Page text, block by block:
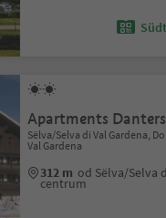
Apartments
Sëlva/Selva di Val Gardena,
Val Gardena
312 m od Sëlva/Selva
centrum